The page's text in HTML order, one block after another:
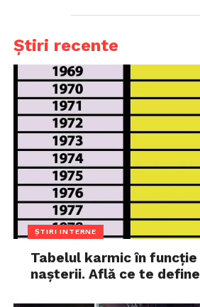
Știri recente
ȘTIRI INTERNE
Tabelul karmic în
nașterii. Află ce te